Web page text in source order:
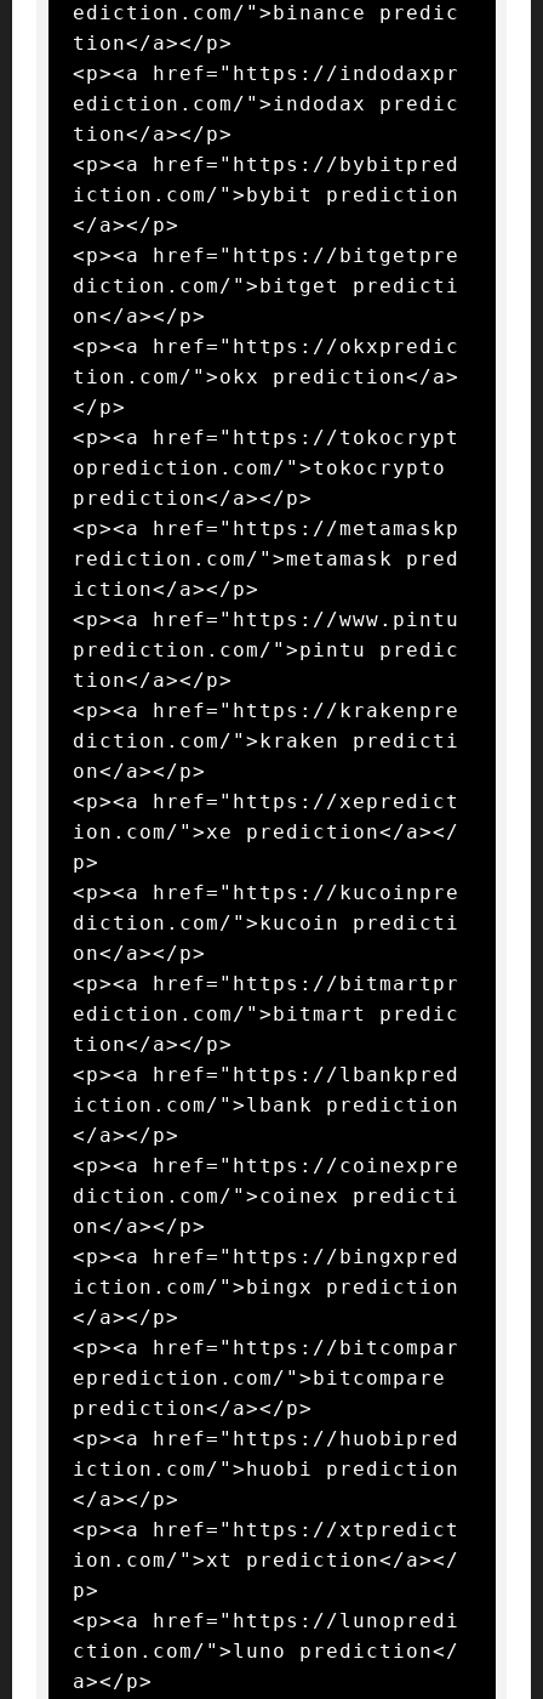
ediction.com/">binance predic
tion</a></p>
<p><a href="https://indodaxpr
ediction.com/">indodax predic
tion</a></p>
<p><a href="https://bybitpred
iction.com/">bybit prediction
</a></p>
<p><a href="https://bitgetpre
diction.com/">bitget predicti
on</a></p>
<p><a href="https://okxpredic
tion.com/">okx prediction</a>
</p>
<p><a href="https://tokocrypt
oprediction.com/">tokocrypto
prediction</a></p>
<p><a href="https://metamaskp
rediction.com/">metamask pred
iction</a></p>
<p><a href="https://www.pintu
prediction.com/">pintu predic
tion</a></p>
<p><a href="https://krakenpre
diction.com/">kraken predicti
on</a></p>
<p><a href="https://xepredict
ion.com/">xe prediction</a></
p>
<p><a href="https://kucoinpre
diction.com/">kucoin predicti
on</a></p>
<p><a href="https://bitmartpr
ediction.com/">bitmart predic
tion</a></p>
<p><a href="https://lbankpred
iction.com/">lbank prediction
</a></p>
<p><a href="https://coinexpre
diction.com/">coinex predicti
on</a></p>
<p><a href="https://bingxpred
iction.com/">bingx prediction
</a></p>
<p><a href="https://bitcompar
eprediction.com/">bitcompare
prediction</a></p>
<p><a href="https://huobipred
iction.com/">huobi prediction
</a></p>
<p><a href="https://xtpredict
ion.com/">xt prediction</a></
p>
<p><a href="https://lunopredi
ction.com/">luno prediction</
a></p>